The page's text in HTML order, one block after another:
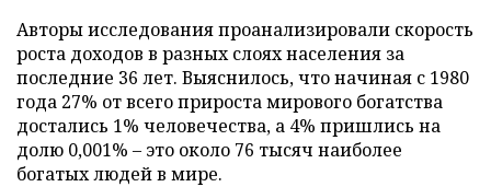
Авторы исследования проанализировали скорость
роста доходов в разных слоях населения за
последние 36 лет. Выяснилось, что начиная с 1980
года 27% от всего прироста мирового богатства
достались 1% человечества, а 4% пришлись на
долю 0,001% – это около 76 тысяч наиболее
богатых людей в мире.